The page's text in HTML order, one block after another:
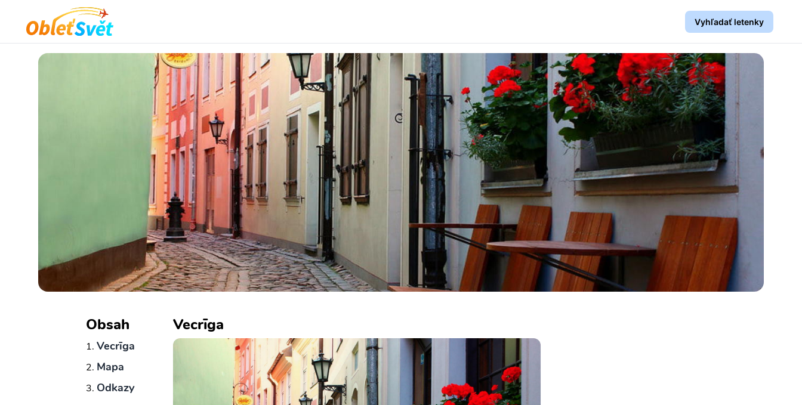
Vyhľadať letenky
Obsah
Vecrīga
Mapa
Odkazy
Vecrīga